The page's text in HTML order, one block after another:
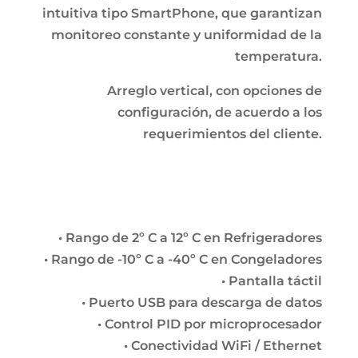
intuitiva tipo SmartPhone, que garantizan
monitoreo constante y uniformidad de la
temperatura.
Arreglo vertical, con opciones de
configuración, de acuerdo a los
requerimientos del cliente.
• Rango de 2º C a 12º C en Refrigeradores
• Rango de -10º C a -40º C en Congeladores
• Pantalla táctil
• Puerto USB para descarga de datos
• Control PID por microprocesador
• Conectividad WiFi / Ethernet